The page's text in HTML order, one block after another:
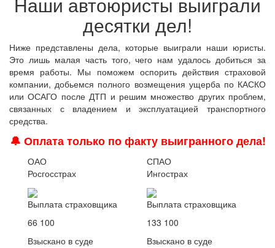
десятки дел!
Ниже представлены дела, которые выиграли наши юристы.
Это лишь малая часть того, чего нам удалось добиться за
время работы. Мы поможем оспорить действия страховой
компании, добьемся полного возмещения ущерба по КАСКО
или ОСАГО после ДТП и решим множество других проблем,
связанных с владением и эксплуатацией транспортного
средства.
🔔 Оплата только по факту выигранного дела!
ОАО
Росгосстрах
Выплата страховщика
66 100
Взыскано в суде
СПАО
Ингострах
Выплата страховщика
133 100
Взыскано в суде